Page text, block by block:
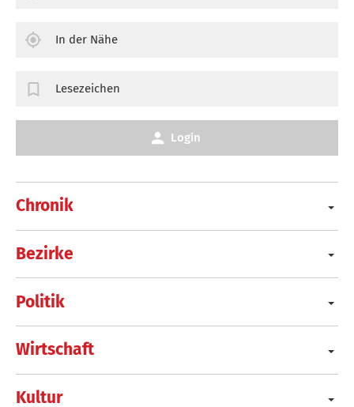
Chronik
Bezirke
Politik
Wirtschaft
Kultur
In der Nähe
Lesezeichen
Login